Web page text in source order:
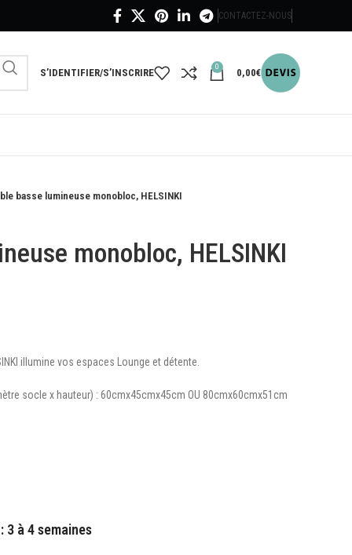
CONTACTEZ-NOUS
S’IDENTIFIER/S’INSCRIRE
0
0,00€
basse lumineuse monobloc, HELSINKI
monobloc, HELSINKI
illumine vos espaces Lounge et détente.
socle x hauteur) : 60cmx45cmx45cm OU 80cmx60cmx51cm
3 à 4 semaines